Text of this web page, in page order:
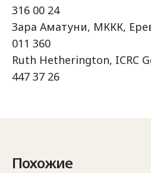
316 00 24
Зара Аматуни, МККК,
011 360
Ruth Hetherington, ICRC
447 37 26
Похожие